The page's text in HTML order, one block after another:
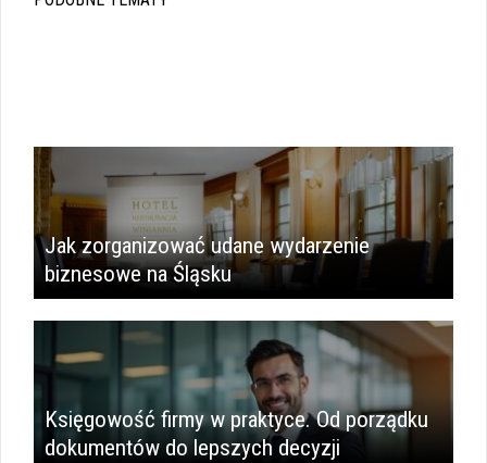
Jak zorganizować udane wydarzenie
biznesowe na Śląsku
Księgowość firmy w praktyce. Od porządku
dokumentów do lepszych decyzji